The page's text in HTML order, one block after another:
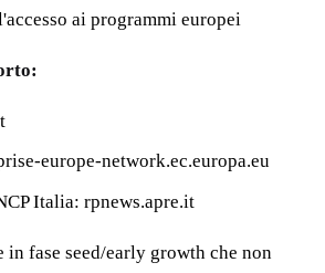
ai programmi europei
europe-network.ec.europa.eu
Italia: rpnews.apre.it
in fase seed/early growth che non